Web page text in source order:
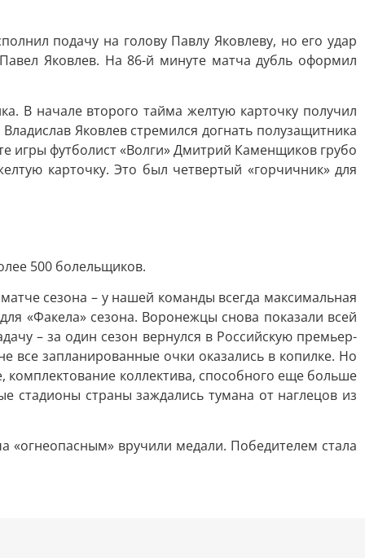
подачу на голову Павлу Яковлеву, но его удар
Яковлев. На 86-й минуте матча дубль оформил
В начале второго тайма желтую карточку получил
Яковлев стремился догнать полузащитника
игры футболист «Волги» Дмитрий Каменщиков грубо
карточку. Это был четвертый «горчичник» для
500 болельщиков.
сезона – у нашей команды всегда максимальная
«Факела» сезона. Воронежцы снова показали всей
– за один сезон вернулся в Российскую премьер-
все запланированные очки оказались в копилке. Но
комплектование коллектива, способного еще больше
стадионы страны заждались тумана от наглецов из
«огнеопасным» вручили медали. Победителем стала